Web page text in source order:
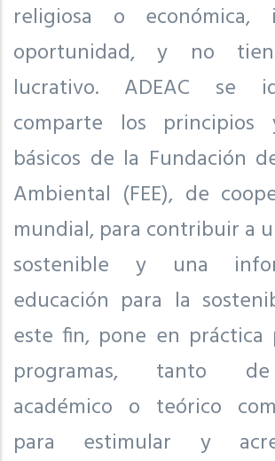
religiosa o económica,
oportunidad, y no
lucrativo. ADEAC se
comparte los principios
básicos de la Fundación
Ambiental (FEE), de
mundial, para contribuir a
sostenible y una
educación para la
este fin, pone en práctica
programas, tanto
académico o teórico
para estimular y